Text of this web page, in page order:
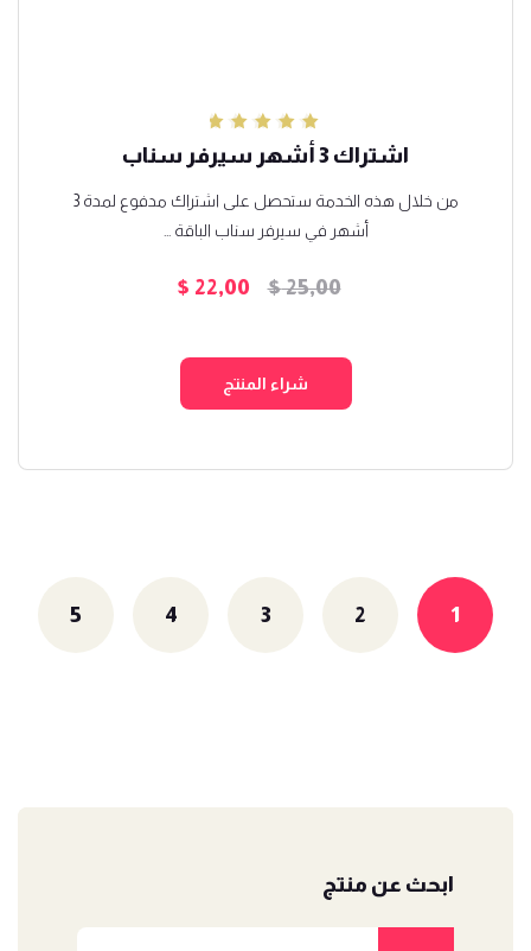
تم التقييم
5.00
اشتراك 3 أشهر سيرفر سناب
من خلال هذه الخدمة ستحصل على اشتراك مدفوع لمدة 3
أشهر في سيرفر سناب الباقة ...
$25,00
السعر
هو:
$ 25,00.
$ 22,00
شراء المنتج
1
2
3
4
5
ابحث عن منتج